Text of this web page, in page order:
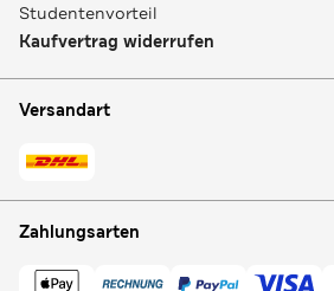
Studentenvorteil
Kaufvertrag widerrufen
Versandart
Zahlungsarten